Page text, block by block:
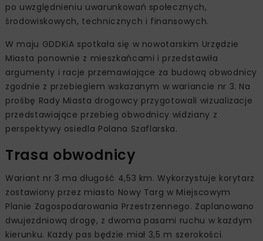
po uwzględnieniu uwarunkowań społecznych,
środowiskowych, technicznych i finansowych.
W maju GDDKiA spotkała się w nowotarskim Urzędzie
Miasta ponownie z mieszkańcami i przedstawiła
argumenty i racje przemawiające za budową obwodnicy
zgodnie z przebiegiem wskazanym w wariancie nr 3. Na
prośbę Rady Miasta drogowcy przygotowali wizualizacje
przedstawiające przebieg obwodnicy widziany z
perspektywy osiedla Polana Szaflarska.
Trasa obwodnicy
Wariant nr 3 ma długość 4,53 km. Wykorzystuje korytarz
zostawiony przez miasto Nowy Targ w Miejscowym
Planie Zagospodarowania Przestrzennego. Zaplanowano
dwujezdniową drogę, z dwoma pasami ruchu w każdym
kierunku. Każdy pas będzie miał 3,5 m szerokości.